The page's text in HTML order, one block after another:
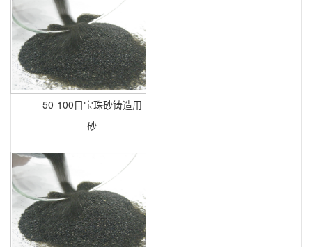
50-100目宝珠砂铸造用
砂